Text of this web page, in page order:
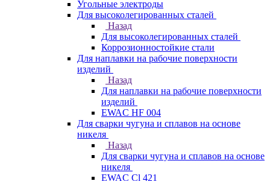
Угольные электроды
Для высоколегированных сталей
Назад
Для высоколегированных сталей
Коррозионностойкие стали
Для наплавки на рабочие поверхности
изделий
Назад
Для наплавки на рабочие поверхности
изделий
EWAC HF 004
Для сварки чугуна и сплавов на основе
никеля
Назад
Для сварки чугуна и сплавов на основе
никеля
EWAC Cl 421